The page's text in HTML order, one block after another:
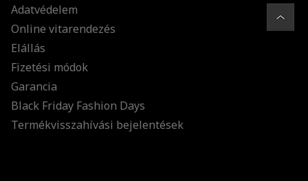
Adatvédelem
Online vitarendezés
Elállás
Fizetési módok
Garancia
Black Friday Fashion Days
Termékvisszahívási bejelentések